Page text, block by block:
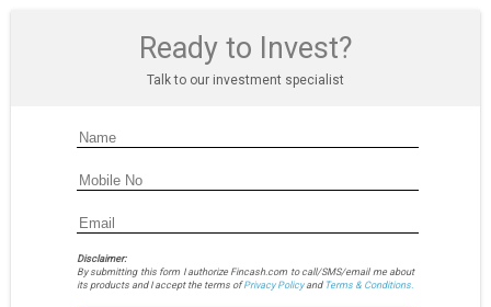
Ready to Invest?
Talk to our investment specialist
Disclaimer:
By submitting this form I authorize Fincash.com to call/SMS/email me about
its products and I accept the terms ofPrivacy Policyand Terms & Conditions.